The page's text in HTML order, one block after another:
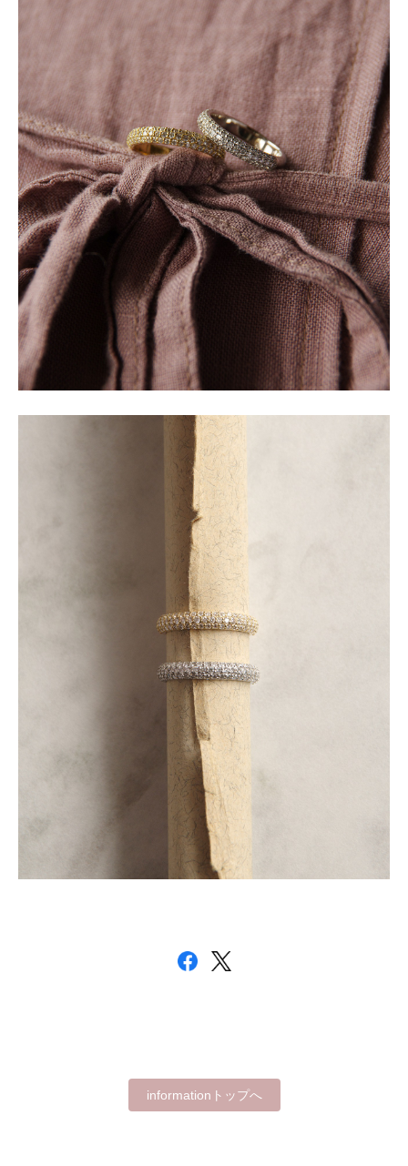
informationトップへ